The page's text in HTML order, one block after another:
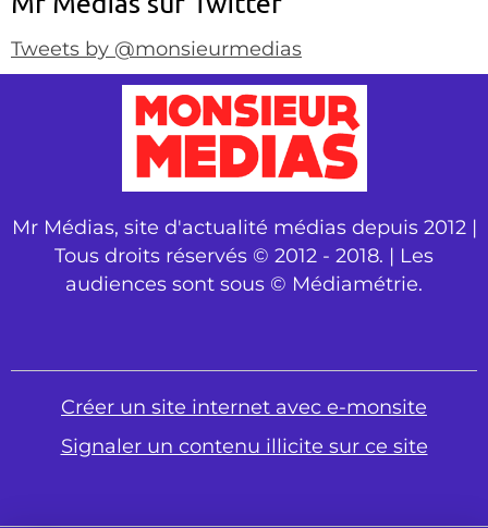
Tweets by @monsieurmedias
Mr Médias, site d'actualité médias depuis 2012 |
Tous droits réservés © 2012 - 2018. | Les
audiences sont sous © Médiamétrie.
Créer un site internet avec e-monsite
Signaler un contenu illicite sur ce site